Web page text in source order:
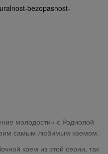
bezopasnost-
молодости» с Родиолой
самым любимым кремом.
крем из этой серии, так